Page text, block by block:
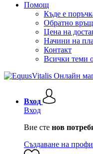
Помощ
Къде е
Обратно
Цена на
Начини на
Контакт
Всички теми
Вход
Вход
Вие сте нов
Създаване на